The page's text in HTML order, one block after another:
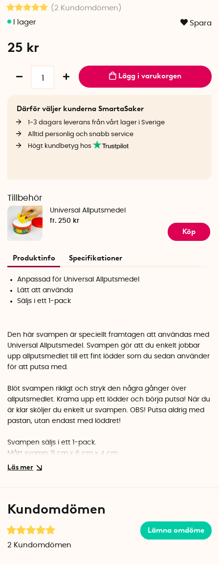
(2 Kundomdömen )
Spara
25 kr
Lägg i varukorgen
Därför väljer kunderna SmartaSaker
1-3 dagars leverans från vårt lager i Sverige
Alltid personlig och snabb service
Högt kundbetyg hos
Tillbehör
Universal Allputsmedel
fr. 250 kr
Köp
Produktinfo Specifikationer
Anpassad för Universal Allputsmedel
Lätt att använda
Säljs i ett 1-pack
Den här svampen är speciellt framtagen att användas med
Universal Allputsmedel . Svampen gör att du enkelt jobbar
upp allputsmedlet till ett fint lödder som du sedan använder
för att putsa med.
Blöt svampen rikligt och stryk den några gånger över
allputsmedlet. Krama upp ett lödder och börja putsa! När du
är klar sköljer du enkelt ur svampen. OBS! Putsa aldrig med
pastan, utan endast med löddret!
Svampen säljs i ett 1-pack.
Mått svamp: 11 cm x 6 cm x 4 cm
Det ingår 2 st svampar när du köper en förpackning med
Kundomdömen
Lämna omdöme
2 Kundomdömen